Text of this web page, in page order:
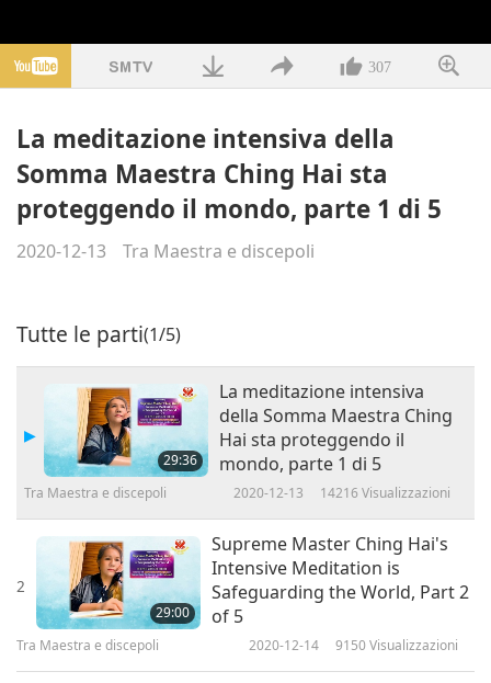
307
La meditazione intensiva della
Somma Maestra Ching Hai sta
proteggendo il mondo, parte 1 di 5
2020-12-13 Tra Maestra e discepoli
Tutte le parti(1/5)
29:36
La meditazione intensiva
della Somma Maestra Ching
Hai sta proteggendo il
mondo, parte 1 di 5
Tra Maestra e discepoli 2020-12-13 14216 Visualizzazioni
2
29:00
Supreme Master Ching Hai's
Intensive Meditation is
Safeguarding the World, Part 2
of 5
Tra Maestra e discepoli 2020-12-14 9150Visualizzazioni